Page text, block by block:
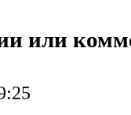
или